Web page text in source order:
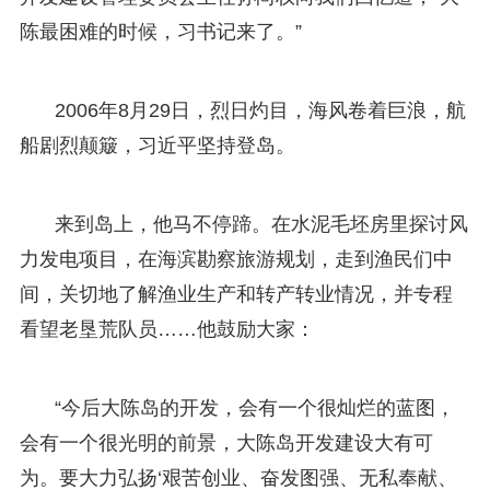
陈最困难的时候，习书记来了。”
2006年8月29日，烈日灼目，海风卷着巨浪，航
船剧烈颠簸，习近平坚持登岛。
来到岛上，他马不停蹄。在水泥毛坯房里探讨风
力发电项目，在海滨勘察旅游规划，走到渔民们中
间，关切地了解渔业生产和转产转业情况，并专程
看望老垦荒队员……他鼓励大家：
“今后大陈岛的开发，会有一个很灿烂的蓝图，
会有一个很光明的前景，大陈岛开发建设大有可
为。要大力弘扬‘艰苦创业、奋发图强、无私奉献、